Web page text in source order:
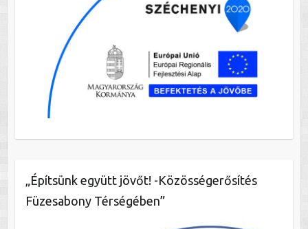
„Építsünk együtt jövőt! -Közösségerősítés
Füzesabony Térségében”